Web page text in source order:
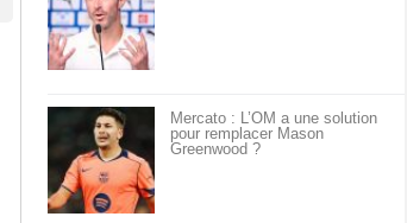
Mercato : L’OM a une solution
pour remplacer Mason
Greenwood ?